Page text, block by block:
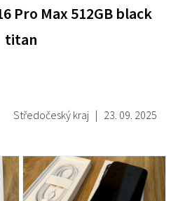
Pro Max 512GB black
titan
Středočeský kraj | 23. 09. 2025